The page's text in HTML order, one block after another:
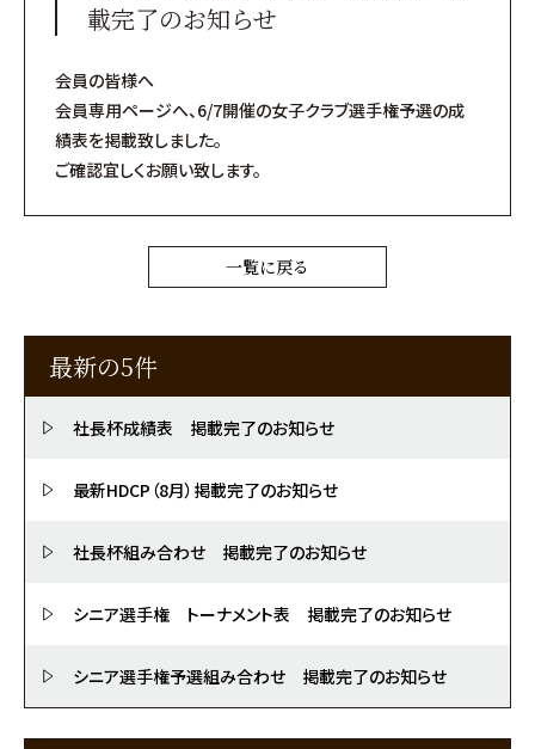
載完了のお知らせ
会員の皆様へ
会員専用ページへ、6/7開催の女子クラブ選手権予選の成
績表を掲載致しました。
ご確認宜しくお願い致します。
一覧に戻る
最新の5件
社長杯成績表 掲載完了のお知らせ
最新HDCP（8月）掲載完了のお知らせ
社長杯組み合わせ 掲載完了のお知らせ
シニア選手権 トーナメント表 掲載完了のお知らせ
シニア選手権予選組み合わせ 掲載完了のお知らせ